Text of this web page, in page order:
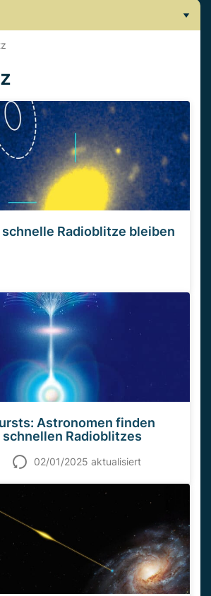
schnelle Radioblitze bleiben
Astronomen finden
Radioblitzes
02/01/2025 aktualisiert